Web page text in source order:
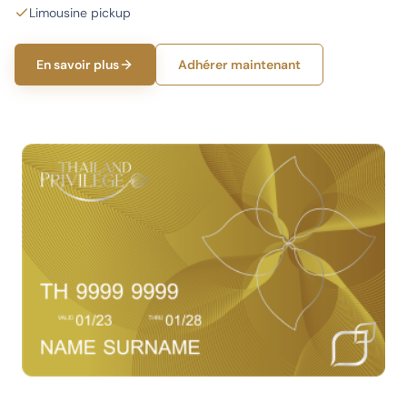
Limousine pickup
En savoir plus Adhérer maintenant